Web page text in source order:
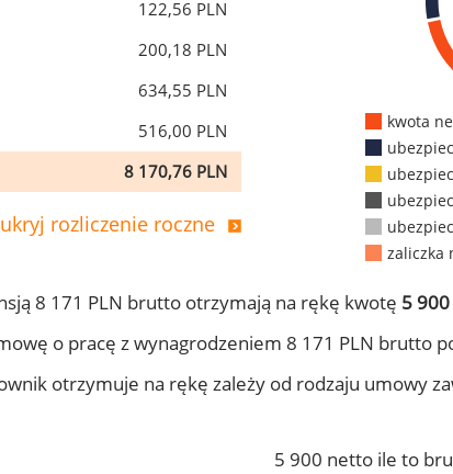
122,56 PLN
200,18 PLN
634,55 PLN
516,00 PLN
8 170,76 PLN
ukryj rozliczenie roczne
kwota
zaliczka
8 171 PLN brutto otrzymają na rękę kwotę 5
o pracę z wynagrodzeniem 8 171 PLN brutto
otrzymuje na rękę zależy od rodzaju umowy
5 900 netto ile to